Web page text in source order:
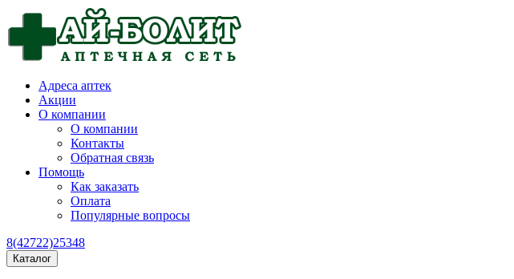
Адреса аптек
Акции
О компании
О компании
Контакты
Обратная связь
Помощь
Как заказать
Оплата
Популярные вопросы
8(42722)25348
Каталог